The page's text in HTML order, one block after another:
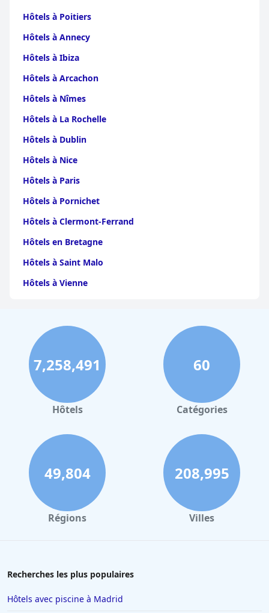
Hôtels à Poitiers
Hôtels à Annecy
Hôtels à Ibiza
Hôtels à Arcachon
Hôtels à Nîmes
Hôtels à La Rochelle
Hôtels à Dublin
Hôtels à Nice
Hôtels à Paris
Hôtels à Pornichet
Hôtels à Clermont-Ferrand
Hôtels en Bretagne
Hôtels à Saint Malo
Hôtels à Vienne
Hôtels à Perpignan
Hôtels au Grand-Bornand
Hôtels à Strasbourg
Hôtels à Valence
Hôtels à Gerardmer
Hôtels à Nantes
Hôtels à Tours
Hôtels à Concarneau
Hôtels à Saintes
Hôtels à Aix-les-Bains
7,258,491
Hôtels
60
Catégories
49,804
Régions
208,995
Villes
Recherches les plus populaires
Hôtels avec piscine à Madrid